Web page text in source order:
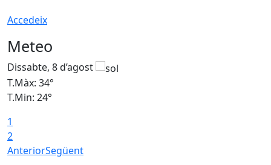
Accedeix
Meteo
Dissabte, 8 d’agost
T.Màx: 34°
T.Min: 24°
1
2
AnteriorSegüent